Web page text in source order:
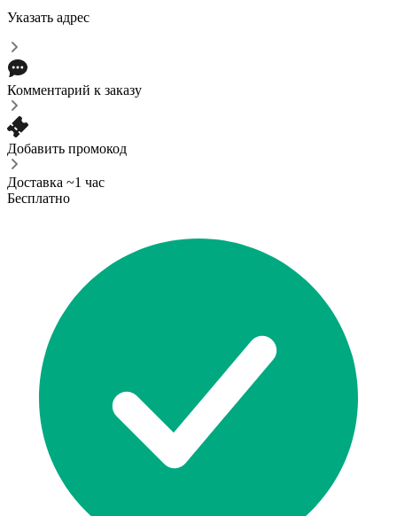
Указать адрес
Комментарий к заказу
Добавить промокод
Доставка ~1 час
Бесплатно